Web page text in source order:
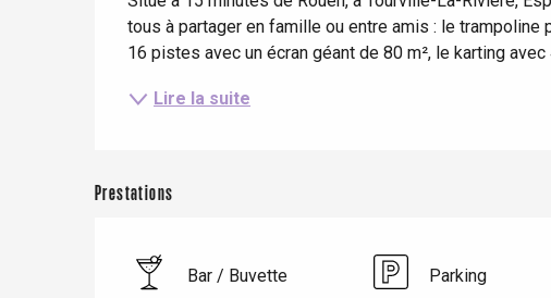
Neufchâtel-en-Bray
Rouen
tous à partager en famille ou entre amis : le trampoline
16 pistes avec un écran géant de 80 m², le karting
Lire la suite
Prestations
Bar / Buvette Parking